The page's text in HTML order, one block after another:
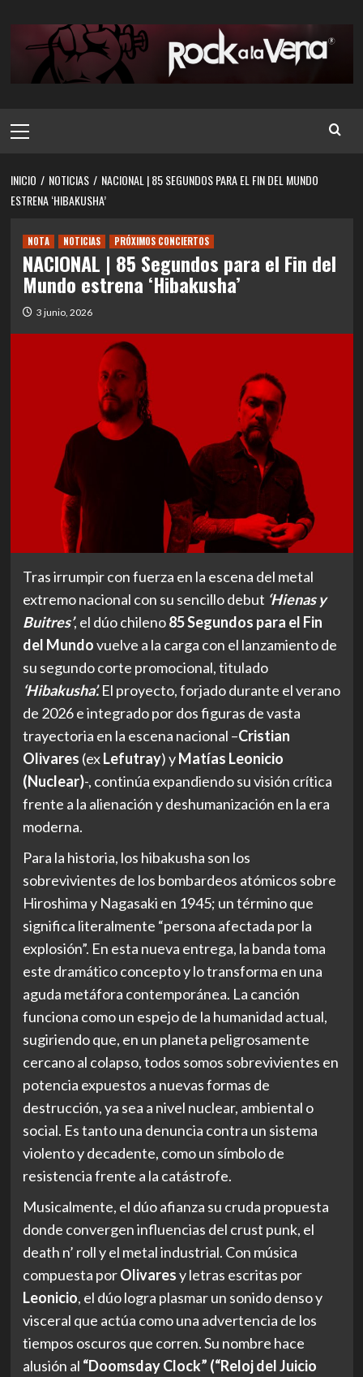
contenido
principal
INICIO NOTICIAS
NACIONAL | 85 SEGUNDOS PARA EL FIN DEL MUNDO
ESTRENA ‘HIBAKUSHA’
NOTA NOTICIAS PRÓXIMOS CONCIERTOS
NACIONAL | 85 Segundos para el Fin del
Mundo estrena ‘Hibakusha’
3 junio, 2026
Tras irrumpir con fuerza en la escena del metal
extremo nacional con su sencillo debut ‘Hienas y
Buitres’, el dúo chileno85 Segundos para el Fin
del Mundovuelve a la carga con el lanzamiento de
su segundo corte promocional, titulado
‘Hibakusha’.El proyecto, forjado durante el verano
de 2026 e integrado por dos figuras de vasta
trayectoria en la escena nacional –Cristian
Olivares (exLefutray) yMatías Leonicio
(Nuclear)-, continúa expandiendo su visión crítica
frente a la alienación y deshumanización en la era
moderna.
Para la historia, los hibakusha son los
sobrevivientes de los bombardeos atómicos sobre
Hiroshima y Nagasaki en 1945; un término que
significa literalmente “persona afectada por la
explosión”. En esta nueva entrega, la banda toma
este dramático concepto y lo transforma en una
aguda metáfora contemporánea. La canción
funciona como un espejo de la humanidad actual,
sugiriendo que, en un planeta peligrosamente
cercano al colapso, todos somos sobrevivientes en
potencia expuestos a nuevas formas de
destrucción, ya sea a nivel nuclear, ambiental o
social. Es tanto una denuncia contra un sistema
violento y decadente, como un símbolo de
resistencia frente a la catástrofe.
Musicalmente, el dúo afianza su cruda propuesta
donde convergen influencias del crust punk, el
death n’ roll y el metal industrial. Con música
compuesta porOlivaresy letras escritas por
Leonicio, el dúo logra plasmar un sonido denso y
visceral que actúa como una advertencia de los
tiempos oscuros que corren. Su nombre hace
alusión al “Doomsday Clock” (“Reloj del Juicio